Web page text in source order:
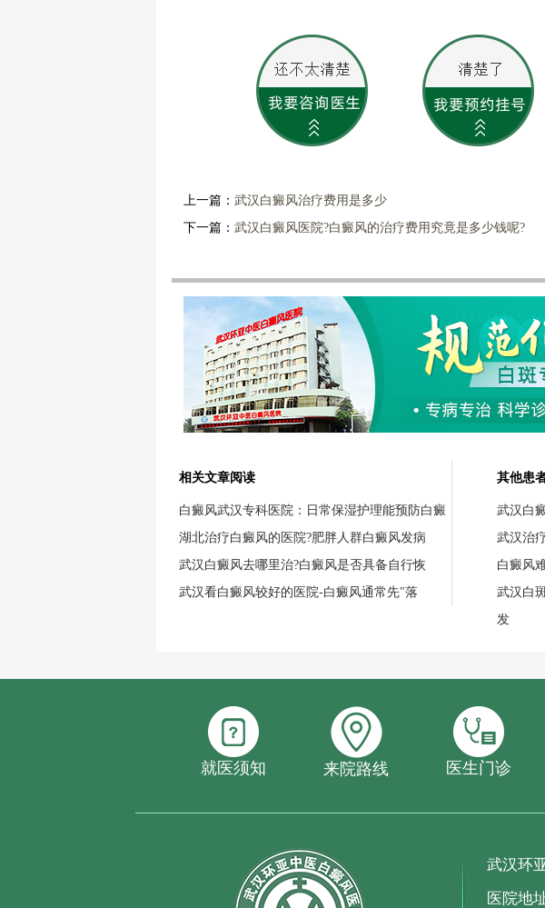
上一篇： 武汉白癜风治疗费用是多少
下一篇： 武汉白癜风医院?白癜风的治疗费用究竟是多少钱呢?
相关文章阅读
白癜风武汉专科医院：日常保湿护理能预防白癜
湖北治疗白癜风的医院?肥胖人群白癜风发病
武汉白癜风去哪里治?白癜风是否具备自行恢
武汉看白癜风较好的医院-白癜风通常先"落
其他患
武汉白
武汉治
白癜风
武汉白
发
就医须知 来院路线 医生门诊
武汉环
医院地